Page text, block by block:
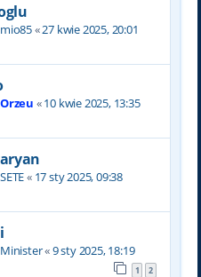
mio85«27 kwie 2025, 20:01
Orzeu «10 kwie 2025, 13:35
SETE« 17 sty 2025, 09:38
Minister«9 sty 2025, 18:19
1 2